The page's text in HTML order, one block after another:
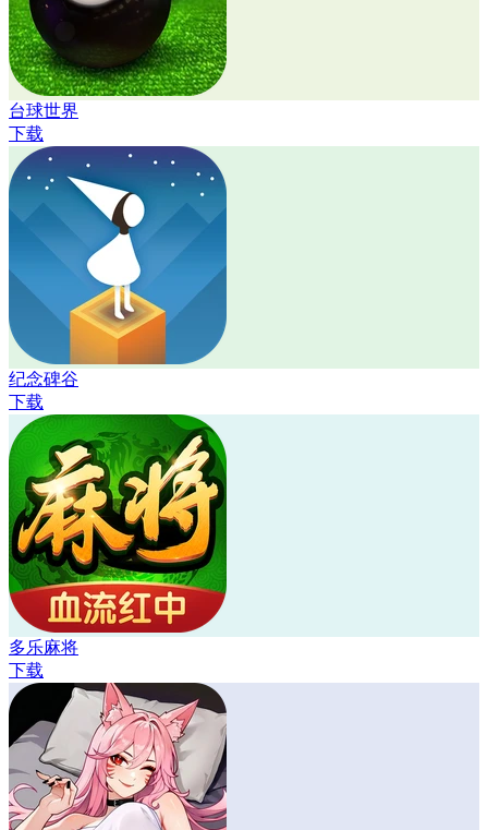
台球世界
下载
纪念碑谷
下载
多乐麻将
下载